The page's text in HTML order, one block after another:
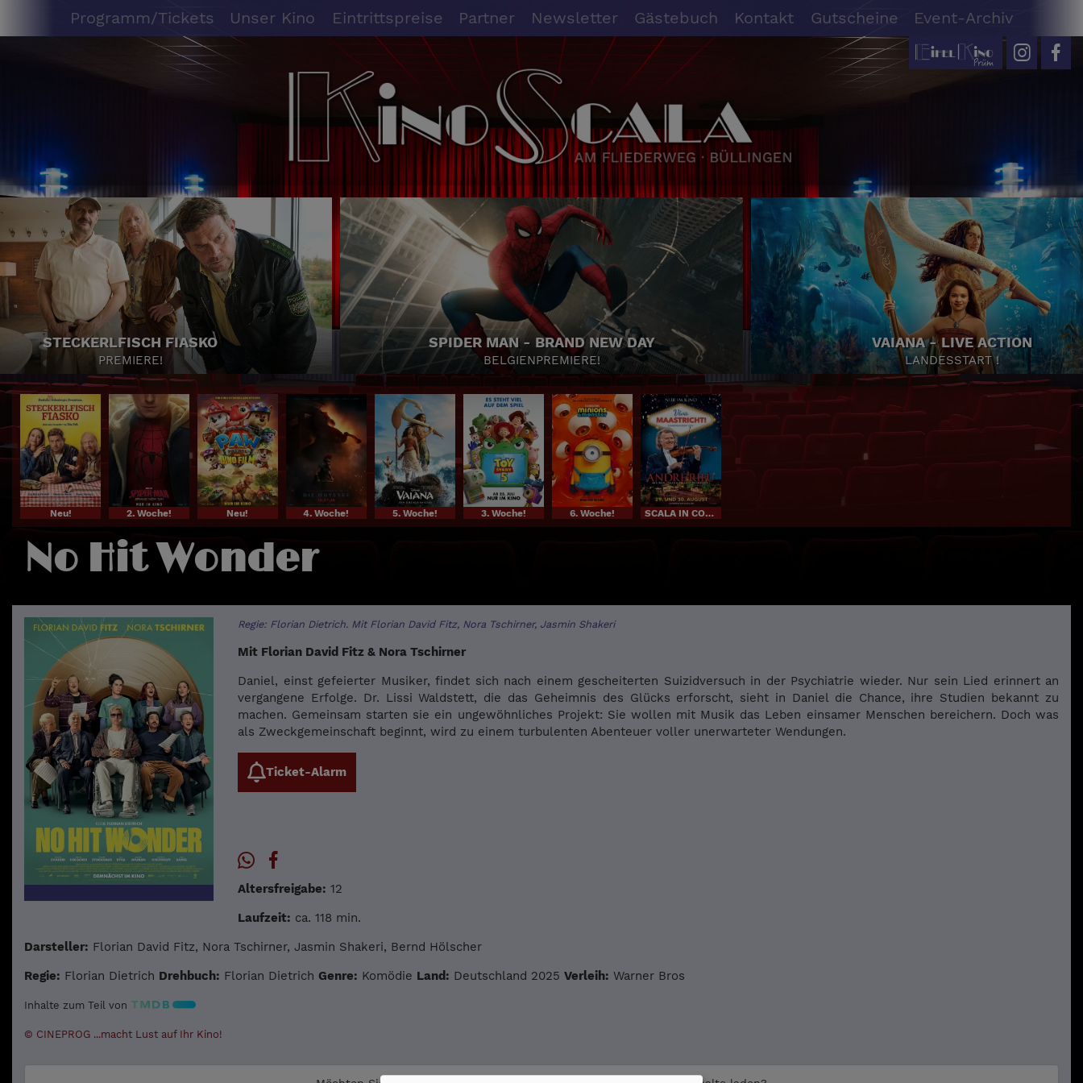
Programm/Tickets Unser Kino Eintrittspreise Partner Newsletter Gästebuch Kontakt Gutscheine Event-Archiv
STECKERLFISCH FIASKO
PREMIERE!
SPIDER MAN - BRAND NEW DAY
BELGIENPREMIERE!
VAIANA - LIVE ACTION
LANDESSTART !
Neu! 2. Woche! Neu! 4. Woche! 5. Woche! 3. Woche! 6. Woche! SCALA IN CONCERT
No Hit Wonder
Regie: Florian Dietrich. Mit Florian David Fitz, Nora Tschirner, Jasmin Shakeri
Mit Florian David Fitz & Nora Tschirner
Daniel, einst gefeierter Musiker, findet sich nach einem gescheiterten Suizidversuch in der Psychiatrie wieder. Nur sein Lied erinnert an
vergangene Erfolge. Dr. Lissi Waldstett, die das Geheimnis des Glücks erforscht, sieht in Daniel die Chance, ihre Studien bekannt zu
machen. Gemeinsam starten sie ein ungewöhnliches Projekt: Sie wollen mit Musik das Leben einsamer Menschen bereichern. Doch was
als Zweckgemeinschaft beginnt, wird zu einem turbulenten Abenteuer voller unerwarteter Wendungen.
Ticket-Alarm
Altersfreigabe: 12
Laufzeit: ca. 118 min.
Darsteller: Florian David Fitz, Nora Tschirner, Jasmin Shakeri, Bernd Hölscher
Regie: Florian Dietrich Drehbuch: Florian Dietrich Genre: Komödie Land: Deutschland 2025 Verleih: Warner Bros
Inhalte zum Teil von
© CINEPROG ...macht Lust auf Ihr Kino!